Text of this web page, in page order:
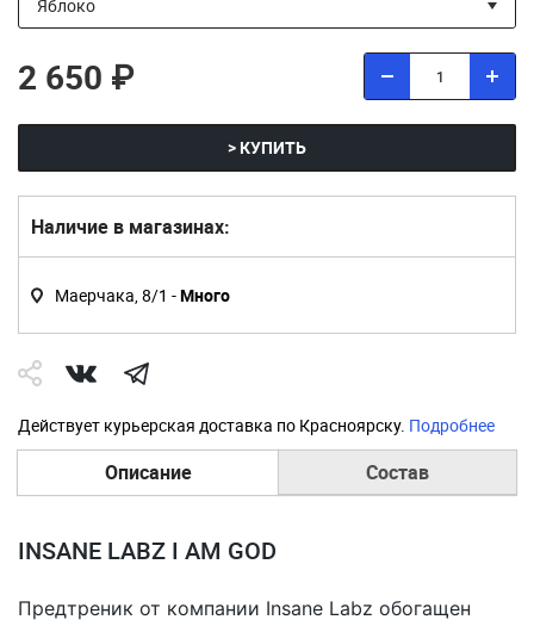
2 650 ₽
> КУПИТЬ
Наличие в магазинах:
Маерчака, 8/1 -Много
Действует курьерская доставка по Красноярску. Подробнее
Описание Состав
INSANE LABZ I AM GOD
Предтреник от компании Insane Labz обогащен